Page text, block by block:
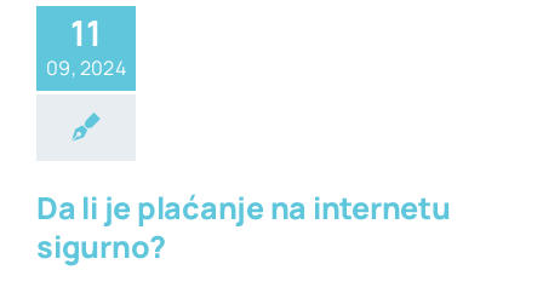
11
09, 2024
Da li je plaćanje na internetu
sigurno?